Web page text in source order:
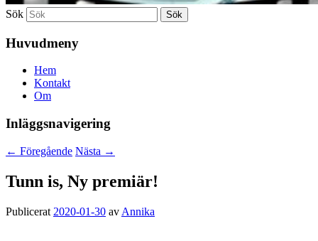
Sök
Huvudmeny
Hem
Kontakt
Om
Inläggsnavigering
← Föregående Nästa →
Tunn is, Ny premiär!
Publicerat 2020-01-30 av Annika